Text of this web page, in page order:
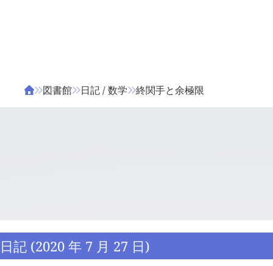
図書館 日記 / 数学 終関手と余極限
日記 (2020 年 7 月 27 日)